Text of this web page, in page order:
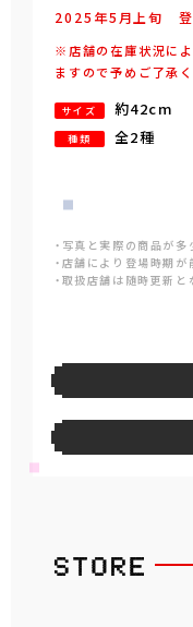
2025年5 月 上旬
※店舗の在庫状況に
ますので予めご了承く
サイズ 約42cm
種類 全2種
・写真と実際の商品が
・店舗により登場時期
・取扱店舗は随時更新と